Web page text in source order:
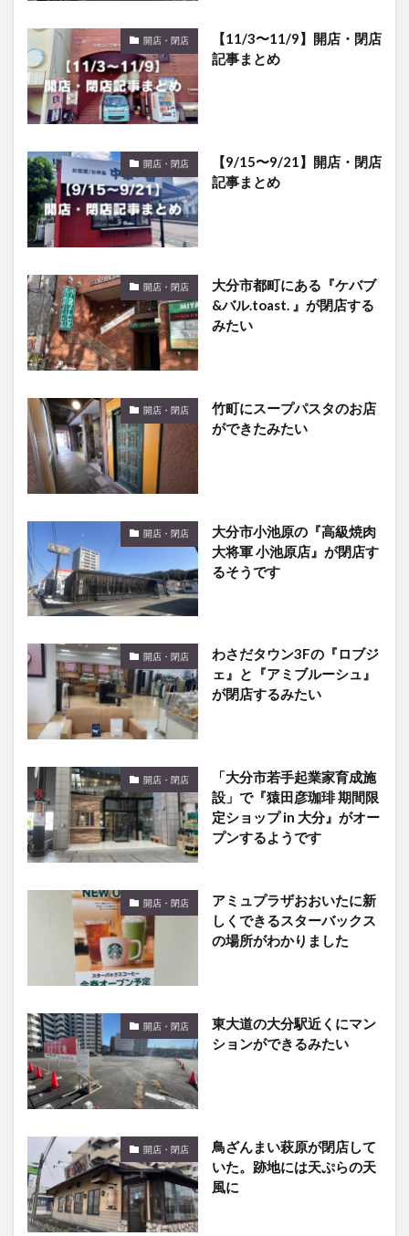
開店・閉店
【11/3〜11/9】開店・閉店
記事まとめ
開店・閉店
【9/15〜9/21】開店・閉店
記事まとめ
開店・閉店
大分市都町にある『ケバブ
&バル.toast. 』が閉店する
みたい
開店・閉店
竹町にスープパスタのお店
ができたみたい
開店・閉店
大分市小池原の『高級焼肉
大将軍 小池原店』が閉店す
るそうです
開店・閉店
わさだタウン3Fの『ロブジ
ェ』と『アミブルーシュ』
が閉店するみたい
開店・閉店
「大分市若手起業家育成施
設」で『猿田彦珈琲 期間限
定ショップ in 大分』がオー
プンするようです
開店・閉店
アミュプラザおおいたに新
しくできるスターバックス
の場所がわかりました
開店・閉店
東大道の大分駅近くにマン
ションができるみたい
開店・閉店
鳥ざんまい萩原が閉店して
いた。跡地には天ぷらの天
風に